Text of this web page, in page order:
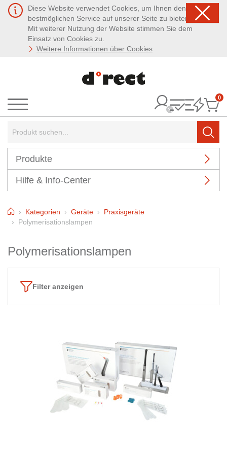
Diese Website verwendet Cookies, um Ihnen den
bestmöglichen Service auf unserer Seite zu bieten.
Mit weiterer Nutzung der Website stimmen Sie dem
Einsatz von Cookies zu.
Weitere Informationen über Cookies
Menü
0
Produkte
Hilfe & Info-Center
HomeKategorien Geräte
Praxisgeräte
Polymerisationslampen
Polymerisationslampen
Filter anzeigen